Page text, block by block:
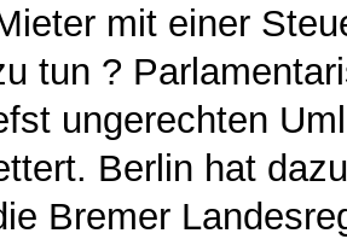
mit einer
tun ?
ungerechten
Berlin hat
Bremer